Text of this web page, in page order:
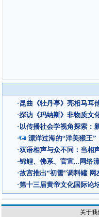
·昆曲《牡丹亭》亮相马耳
·探访《玛纳斯》非物质文
·以传播社会学视角探索：
·
漂洋过海的“洋美猴王”
·双语相声与众不同：当相
·锦鲤、佛系、官宣...网络
·故宫推出“初雪”调料罐
·第十三届黄帝文化国际论
关于我